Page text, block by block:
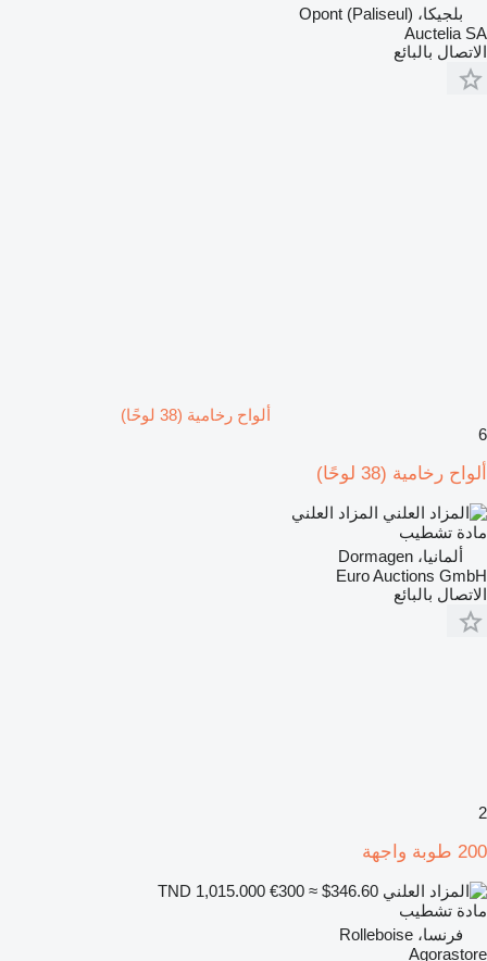
بلجيكا، Opont (Paliseul)
Auctelia SA
الاتصال بالبائع
ألواح رخامية (38 لوحًا)
6
ألواح رخامية (38 لوحًا)
المزاد العلني
مادة تشطيب
ألمانيا، Dormagen
Euro Auctions GmbH
الاتصال بالبائع
2
200 طوبة واجهة
€300 ≈ $346.60
مادة تشطيب
فرنسا، Rolleboise
Agorastore